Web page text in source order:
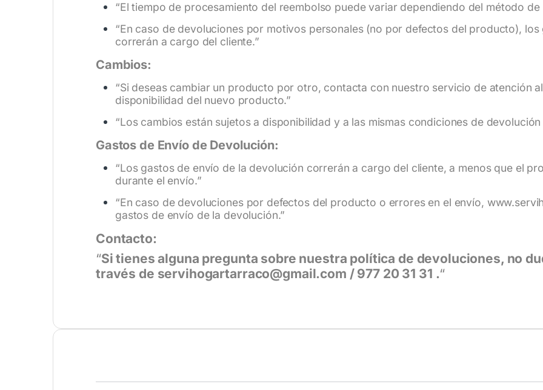
“El tiempo de procesamiento del reembolso puede variar dependiendo del método
“En caso de devoluciones por motivos personales (no por defectos del producto),
correrán a cargo del cliente.”
Cambios:
“Si deseas cambiar un producto por otro, contacta con nuestro servicio de atención
disponibilidad del nuevo producto.”
“Los cambios están sujetos a disponibilidad y a las mismas condiciones de
Gastos de Envío de Devolución:
“Los gastos de envío de la devolución correrán a cargo del cliente, a menos que el
durante el envío.”
“En caso de devoluciones por defectos del producto o errores en el envío,
gastos de envío de la devolución.”
Contacto:
“Si tienes alguna pregunta sobre nuestra política de devoluciones, no
través de servihogartarraco@gmail.com / 977 20 31 31 .“